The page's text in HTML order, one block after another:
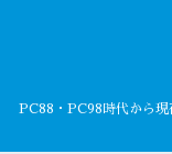
PC88・PC98時代から